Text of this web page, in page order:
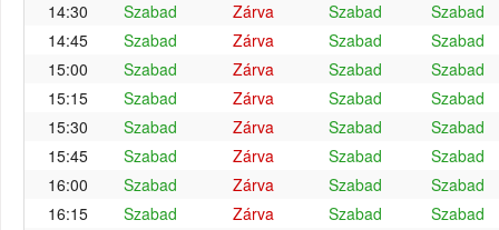
14:30
Szabad Zárva Szabad
Szabad
14:45
Szabad Zárva Szabad
Szabad
15:00
Szabad Zárva Szabad
Szabad
15:15
Szabad Zárva Szabad
Szabad
15:30
Szabad Zárva Szabad
Szabad
15:45
Szabad Zárva Szabad
Szabad
16:00
Szabad Zárva Szabad
Szabad
16:15
Szabad Zárva Szabad Szabad